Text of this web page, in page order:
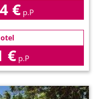
€ p.P
€ p.P